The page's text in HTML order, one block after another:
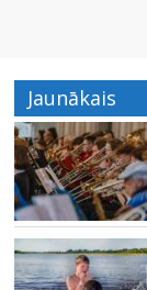
Jaunākais